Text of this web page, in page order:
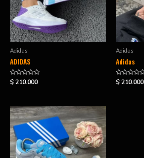
Adidas
ADIDAS
Valorado
en
$210.000
Adidas
Adidas
Valorado
en
$210.000